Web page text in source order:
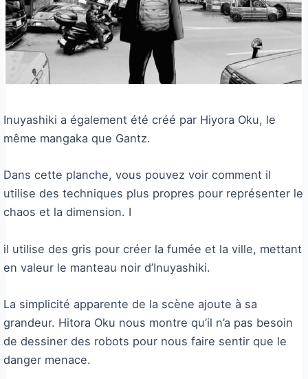
Inuyashiki a également été créé par Hiyora Oku, le
même mangaka que Gantz.
Dans cette planche, vous pouvez voir comment il
utilise des techniques plus propres pour représenter le
chaos et la dimension. I
il utilise des gris pour créer la fumée et la ville, mettant
en valeur le manteau noir d’Inuyashiki.
La simplicité apparente de la scène ajoute à sa
grandeur. Hitora Oku nous montre qu’il n’a pas besoin
de dessiner des robots pour nous faire sentir que le
danger menace.